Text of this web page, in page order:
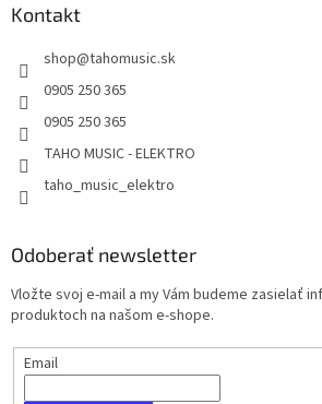
Kontakt
shop@tahomusic.sk
0905 250 365
0905 250 365
TAHO MUSIC - ELEKTRO
taho_music_elektro
Odoberať newsletter
Vložte svoj e-mail a my Vám budeme zasielať
produktoch na našom e-shope.
Email